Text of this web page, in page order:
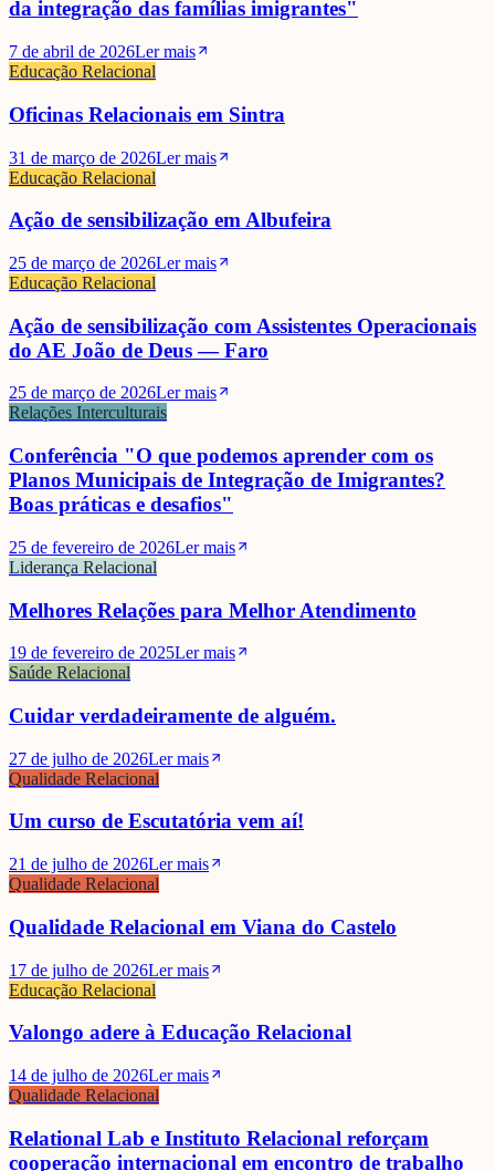
da integração das famílias imigrantes"
7 de abril de 2026Ler mais
Educação Relacional
Oficinas Relacionais em Sintra
31 de março de 2026Ler mais
Educação Relacional
Ação de sensibilização em Albufeira
25 de março de 2026Ler mais
Educação Relacional
Ação de sensibilização com Assistentes Operacionais
do AE João de Deus — Faro
25 de março de 2026Ler mais
Relações Interculturais
Conferência "O que podemos aprender com os
Planos Municipais de Integração de Imigrantes?
Boas práticas e desafios"
25 de fevereiro de 2026Ler mais
Liderança Relacional
Melhores Relações para Melhor Atendimento
19 de fevereiro de 2025Ler mais
Saúde Relacional
Cuidar verdadeiramente de alguém.
27 de julho de 2026Ler mais
Qualidade Relacional
Um curso de Escutatória vem aí!
21 de julho de 2026Ler mais
Qualidade Relacional
Qualidade Relacional em Viana do Castelo
17 de julho de 2026Ler mais
Educação Relacional
Valongo adere à Educação Relacional
14 de julho de 2026Ler mais
Qualidade Relacional
Relational Lab e Instituto Relacional reforçam
cooperação internacional em encontro de trabalho